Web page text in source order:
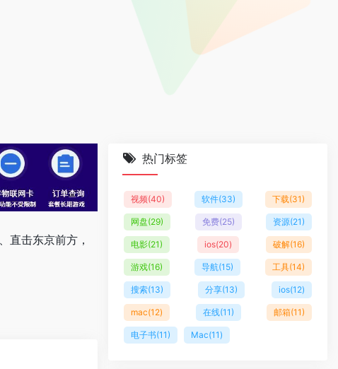
直击东京前方，
热门标签
视频(40) 软件(33) 下载(31)
网盘(29) 免费(25) 资源(21)
电影(21) ios(20) 破解(16)
游戏(16) 导航(15) 工具(14)
搜索(13) 分享(13) ios(12)
mac(12) 在线(11) 邮箱(11)
电子书(11) Mac(11)